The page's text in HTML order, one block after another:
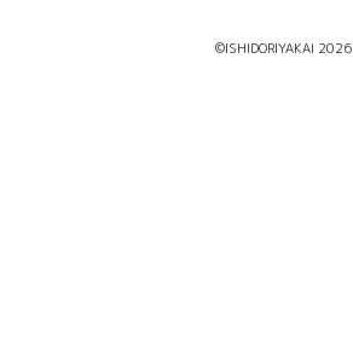
©ISHIDORIYAKAI 2026